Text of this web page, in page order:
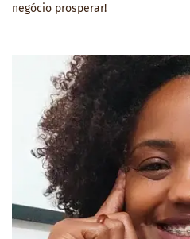
negócio prosperar!